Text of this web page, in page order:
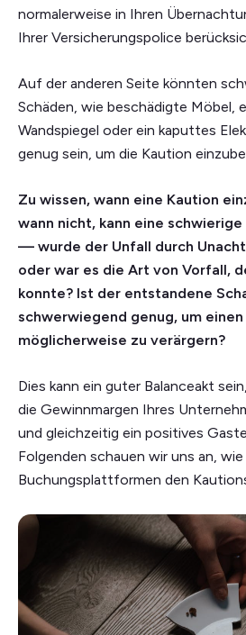
normalerweise in Ihren
Ihrer Versicherungspolice
Auf der anderen Seite könnten
Schäden, wie beschädigte Möbel,
Wandspiegel oder ein kaputtes
genug sein, um die Kaution
Zu wissen, wann eine Kaution
wann nicht, kann eine
— wurde der Unfall durch
oder war es die Art von Vorfall,
konnte? Ist der entstandene
schwerwiegend genug, um
möglicherweise zu verärgern?
Dies kann ein guter Balanceakt
die Gewinnmargen Ihres
und gleichzeitig ein positives
Folgenden schauen wir uns an,
Buchungsplattformen den